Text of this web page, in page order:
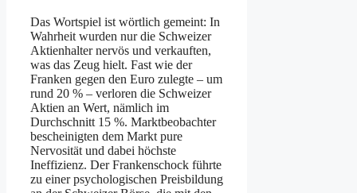
Das Wortspiel ist wörtlich gemeint: In
Wahrheit wurden nur die Schweizer
Aktienhalter nervös und verkauften,
was das Zeug hielt. Fast wie der
Franken gegen den Euro zulegte – um
rund 20 % – verloren die Schweizer
Aktien an Wert, nämlich im
Durchschnitt 15 %. Marktbeobachter
bescheinigten dem Markt pure
Nervosität und dabei höchste
Ineffizienz. Der Frankenschock führte
zu einer psychologischen Preisbildung